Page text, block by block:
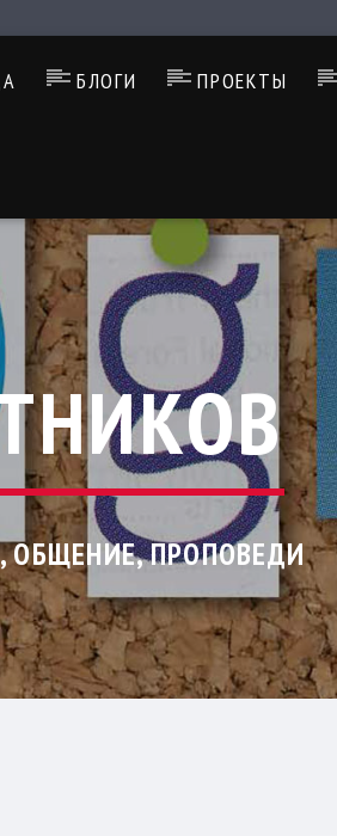
БЛОГИ ПРОЕКТЫ
ПРОПОВЕДИ